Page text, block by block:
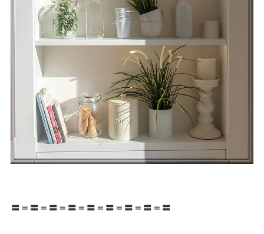
〓＝〓＝〓＝〓＝〓＝〓＝〓＝〓＝〓